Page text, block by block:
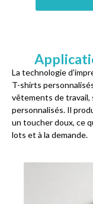
La technologie
T-shirts
vêtements de
personnalisés. Il
un toucher doux, ce
lots et à la demande.